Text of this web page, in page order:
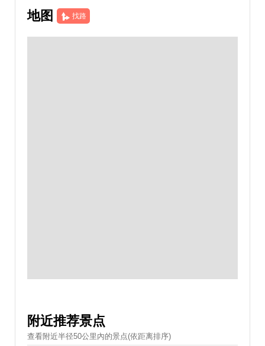
地图 找路
附近推荐景点
查看附近半径50公里內的景点(依距离排序)